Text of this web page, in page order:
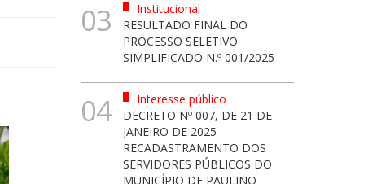
03
Institucional
RESULTADO FINAL DO
PROCESSO SELETIVO
SIMPLIFICADO N.º 001/2025
04
Interesse público
DECRETO Nº 007, DE 21 DE
JANEIRO DE 2025
RECADASTRAMENTO DOS
SERVIDORES PÚBLICOS DO
MUNICÍPIO DE PAULINO